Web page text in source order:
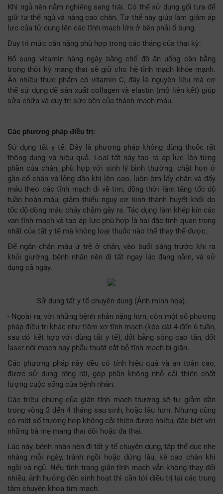
Khi ngủ nên nằm nghiêng sang trái. Có thể sử dụng gối tựa để
giữ tư thế ngủ và nâng cao chân. Tư thế này giúp làm giảm áp
lực của tử cung lên các tĩnh mạch lớn ở bên phải ổ bụng.
Duy trì mức cân nặng phù hợp trong các tháng của thai kỳ.
Bổ sung vitamin hàng ngày bằng chế độ ăn uống cân bằng
trong thời kỳ mang thai sẽ giữ cho hệ tĩnh mạch khỏe mạnh.
Ăn nhiều thực phẩm có vitamin C, đây là nguyên liệu mà cơ
thể sử dụng để sản xuất collagen và elastin (mô liên kết) giúp
sửa chữa và duy trì sức bền của thành mạch máu.
Các phương pháp điều trị:
Sử dụng tất y tế: Đây là phương pháp không dùng thuốc rất
thông dụng và hiệu quả. Loại tất này tạo ra áp lực lên từng
phần của chân, phù hợp với sinh lý bình thường: chặt hơn ở
gần cổ chân và lỏng dần khi lên cao, luôn ôm lấy chân và đẩy
máu theo các tĩnh mạch đi về tim, đồng thời làm tăng tốc độ
tuần hoàn máu, giảm thiểu nguy cơ hình thành huyết khối do
tốc độ dòng máu chảy chậm gây ra. Tác dụng làm khép kín các
van tĩnh mạch và tạo áp lực phù hợp là hai đặc tính quan trọng
nhất của tất y tế mà không loại thuốc nào thể thay thế được.
Để ngăn chặn máu ứ trệ ở chân, vào buổi sáng trước khi ra
khỏi giường, bệnh nhân nên đi tất ngay lúc đang nằm, và sử
dụng cả ngày.
Sử dụng tất y tế chuyên dụng (Ảnh minh họa).
- Ngoài ra, với những bệnh nhân nặng hơn, còn một số phương
pháp điều trị khác như tiêm xơ tĩnh mạch (kéo dài 4 đến 6 tuần,
sau đó kết hợp với dùng tất y tế), đốt bằng sóng cao tần, đốt
laser nội mạch hay phẫu thuật cắt bỏ tĩnh mạch bị giãn.
Các phương pháp này đều có tính hiệu quả và an toàn cao,
được sử dụng rộng rãi, góp phần không nhỏ cải thiện chất
lượng cuộc sống của bệnh nhân.
Các triệu chứng của giãn tĩnh mạch thường sẽ tự giảm dần
trong vòng 3 đến 4 tháng sau sinh, hoặc lâu hơn. Nhưng cũng
có một số trường hợp không cải thiện được nhiều, đặc biệt với
những bà mẹ mang thai đôi hoặc đa thai.
Lúc này, bệnh nhân nên đi tất y tế chuyên dụng, tập thể dục nhẹ
nhàng mỗi ngày, tránh ngồi hoặc đứng lâu, kê cao chân khi
ngồi và ngủ. Nếu tình trạng giãn tĩnh mạch vẫn không thay đổi
nhiều, ảnh hưởng đến sinh hoạt thì cần tới điều trị tại các trung
tâm chuyên khoa tim mạch.